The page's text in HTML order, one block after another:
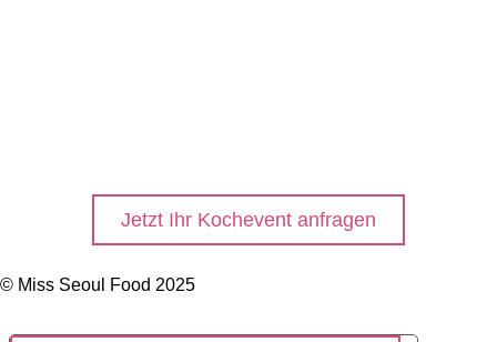
Jetzt Ihr Kochevent anfragen
© Miss Seoul Food 2025